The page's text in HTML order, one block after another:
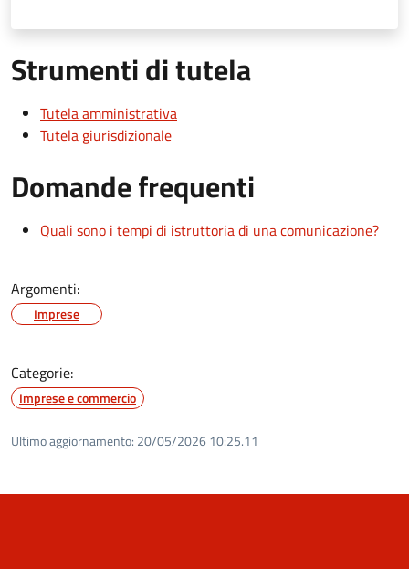
Strumenti di tutela
Tutela amministrativa
Tutela giurisdizionale
Domande frequenti
Quali sono i tempi di istruttoria di una comunicazione?
Argomenti:
Imprese
Categorie:
Imprese e commercio
Ultimo aggiornamento: 20/05/2026 10:25.11